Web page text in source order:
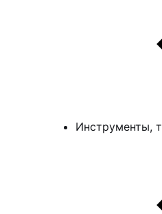
Инструменты,